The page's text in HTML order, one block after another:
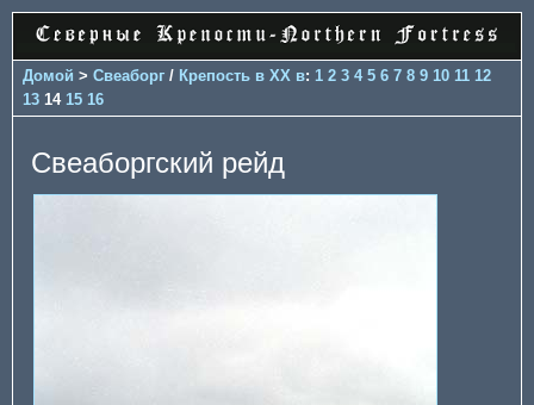
Домой > Свеаборг / Крепость в XX в: 1 2 3 4 5 6 7 8 9 10 11 12
13 14 15 16
Свеаборгский рейд